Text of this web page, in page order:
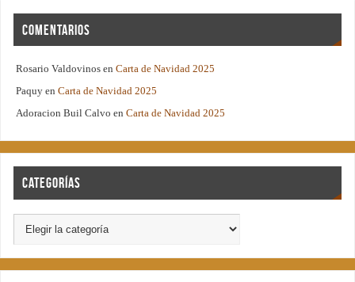
Comentarios
Rosario Valdovinos enCarta de Navidad 2025
Paquy enCarta de Navidad 2025
Adoracion Buil Calvo enCarta de Navidad 2025
Categorías